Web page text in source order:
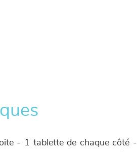
- 1 tablette de chaque côté -